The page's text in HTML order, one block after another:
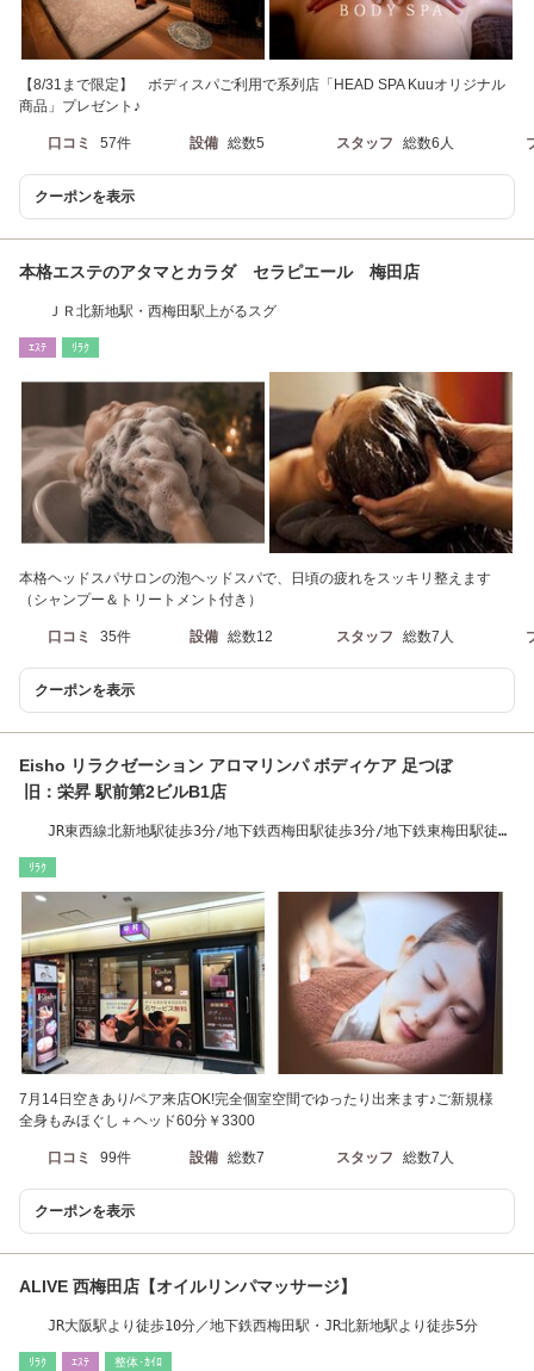
【8/31まで限定】 ボディスパご利用で系列店「HEAD SPA Kuuオリジナル
商品」プレゼント♪
口コミ 57件 設備 総数5 スタッフ 総数6人
クーポンを表示
本格エステのアタマとカラダ セラピエール 梅田店
ＪＲ北新地駅・西梅田駅上がるスグ
ｴｽﾃ ﾘﾗｸ
本格ヘッドスパサロンの泡ヘッドスパで、日頃の疲れをスッキリ整えます
（シャンプー＆トリートメント付き）
口コミ 35件 設備 総数12 スタッフ 総数7人
クーポンを表示
Eisho リラクゼーション アロマリンパ ボディケア 足つぼ
旧：栄昇 駅前第2ビルB1店
JR東西線北新地駅徒歩3分/地下鉄西梅田駅徒歩3分/地下鉄東梅田駅徒歩
ﾘﾗｸ
7月14日空きあり/ペア来店OK!完全個室空間でゆったり出来ます♪ご新規様
全身もみほぐし＋ヘッド60分￥3300
口コミ 99件 設備 総数7 スタッフ 総数7人
クーポンを表示
ALIVE 西梅田店【オイルリンパマッサージ】
JR大阪駅より徒歩10分／地下鉄西梅田駅・JR北新地駅より徒歩5分
ﾘﾗｸ ｴｽﾃ 整体･ｶｲﾛ